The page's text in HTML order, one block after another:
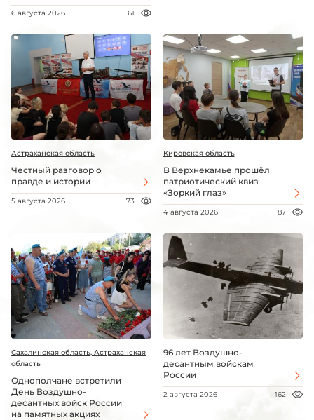
6 августа 2026 61
Астраханская область
Честный разговор о
правде и истории
5 августа 2026 73
Кировская область
В Верхнекамье прошёл
патриотический квиз
«Зоркий глаз»
4 августа 2026 87
Сахалинская область, Астраханская
область
Однополчане встретили
День Воздушно-
десантных войск России
на памятных акциях
96 лет Воздушно-
десантным войскам
России
2 августа 2026 162